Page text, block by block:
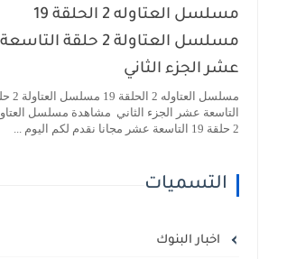
مسلسل العتاوله 2 الحلقة 19
مسلسل العتاولة 2 حلقة التاسعة
عشر الجزء الثاني
مسلسل العتاوله
التاسعة عشر الجزء الثاني مشاهدة مسلسل
2 حلقة 19 التاسعة عشر مجانا نقدم لكم اليوم ...
التسميات
اخبار البنوك